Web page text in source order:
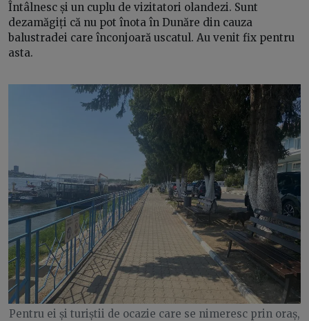
Întâlnesc și un cuplu de vizitatori olandezi. Sunt
dezamăgiți că nu pot înota în Dunăre din cauza
balustradei care înconjoară uscatul. Au venit fix pentru
asta.
Pentru ei și turiștii de ocazie care se nimeresc prin oraș,